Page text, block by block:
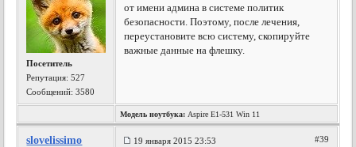
Посетитель
Репутация:527
Сообщений: 3580
от имени админа в системе политик
безопасности. Поэтому, после лечения,
переустановите всю систему, скопируйте
важные данные на флешку.
Модель ноутбука: Aspire E1-531 Win 11
slovelissimo 19 января 2015 23:53 #39